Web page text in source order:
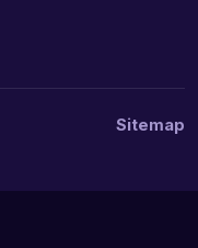
Sitemap